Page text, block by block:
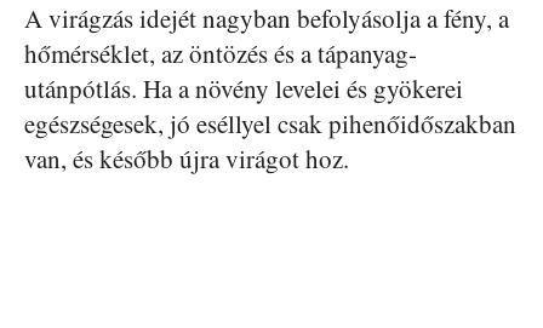
A virágzás idejét nagyban befolyásolja a fény, a
hőmérséklet, az öntözés és a tápanyag-
utánpótlás. Ha a növény levelei és gyökerei
egészségesek, jó eséllyel csak pihenőidőszakban
van, és később újra virágot hoz.